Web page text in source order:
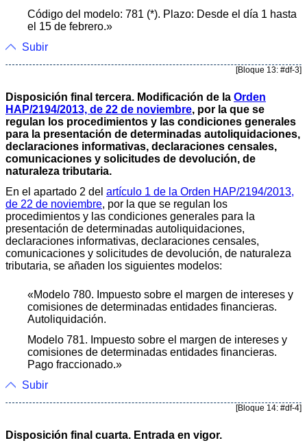
Código del modelo: 781 (*). Plazo: Desde el día 1 hasta
el 15 de febrero.»
Subir
[Bloque 13: #df-3]
Disposición final tercera. Modificación de la Orden
HAP/2194/2013, de 22 de noviembre, por la que se
regulan los procedimientos y las condiciones generales
para la presentación de determinadas autoliquidaciones,
declaraciones informativas, declaraciones censales,
comunicaciones y solicitudes de devolución, de
naturaleza tributaria.
En el apartado 2 del artículo 1 de la Orden HAP/2194/2013,
de 22 de noviembre, por la que se regulan los
procedimientos y las condiciones generales para la
presentación de determinadas autoliquidaciones,
declaraciones informativas, declaraciones censales,
comunicaciones y solicitudes de devolución, de naturaleza
tributaria, se añaden los siguientes modelos:
«Modelo 780. Impuesto sobre el margen de intereses y
comisiones de determinadas entidades financieras.
Autoliquidación.
Modelo 781. Impuesto sobre el margen de intereses y
comisiones de determinadas entidades financieras.
Pago fraccionado.»
Subir
[Bloque 14: #df-4]
Disposición final cuarta. Entrada en vigor.